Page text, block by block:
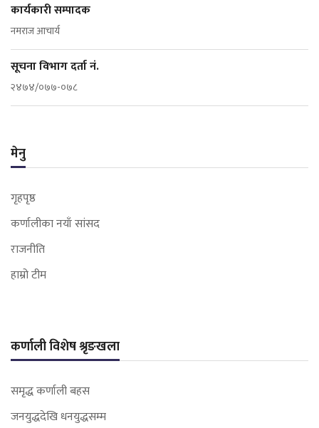
कार्यकारी सम्पादक
नमराज आचार्य
सूचना विभाग दर्ता नं.
२४७४/०७७-०७८
मेनु
गृहपृष्ठ
कर्णालीका नयाँ सांसद
राजनीति
हाम्रो टीम
कर्णाली विशेष श्रृङखला
समृद्ध कर्णाली बहस
जनयुद्धदेखि धनयुद्धसम्म